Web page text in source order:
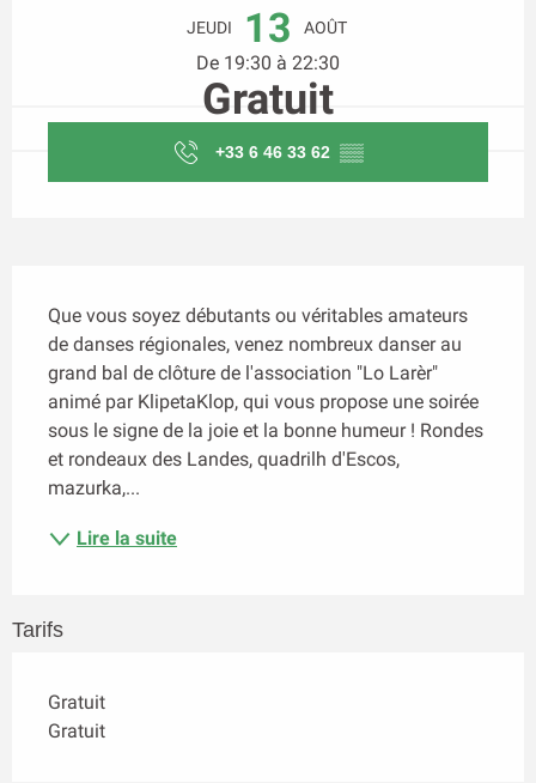
JEUDI 13 AOÛT
De 19:30 à 22:30
Gratuit
+33 6 46 33 62 ▒▒
Que vous soyez débutants ou véritables amateurs
de danses régionales, venez nombreux danser au
grand bal de clôture de l'association "Lo Larèr"
animé par KlipetaKlop, qui vous propose une soirée
sous le signe de la joie et la bonne humeur ! Rondes
et rondeaux des Landes, quadrilh d'Escos,
mazurka,...
Lire la suite
Tarifs
Gratuit
Gratuit